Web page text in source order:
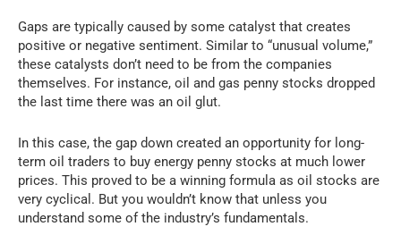
Gaps are typically caused by some catalyst that creates
positive or negative sentiment. Similar to “unusual volume,”
these catalysts don’t need to be from the companies
themselves. For instance, oil and gas penny stocks dropped
the last time there was an oil glut.
In this case, the gap down created an opportunity for long-
term oil traders to buy energy penny stocks at much lower
prices. This proved to be a winning formula as oil stocks are
very cyclical. But you wouldn’t know that unless you
understand some of the industry’s fundamentals.